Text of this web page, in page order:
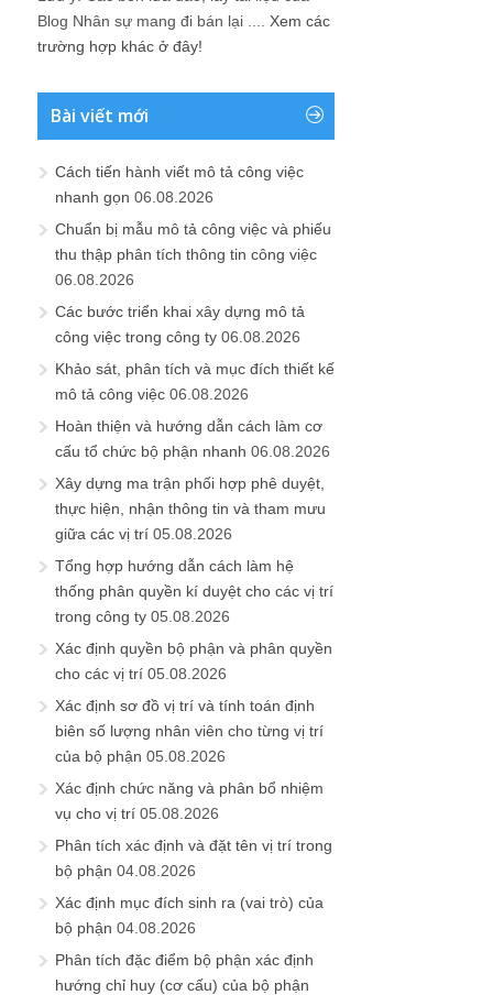
Blog Nhân sự mang đi bán lại .... Xem các
trường hợp khác ở đây!
Bài viết mới
Cách tiến hành viết mô tả công việc
nhanh gọn 06.08.2026
Chuẩn bị mẫu mô tả công việc và phiếu
thu thập phân tích thông tin công việc
06.08.2026
Các bước triển khai xây dựng mô tả
công việc trong công ty 06.08.2026
Khảo sát, phân tích và mục đích thiết kế
mô tả công việc 06.08.2026
Hoàn thiện và hướng dẫn cách làm cơ
cấu tổ chức bộ phận nhanh 06.08.2026
Xây dựng ma trận phối hợp phê duyệt,
thực hiện, nhận thông tin và tham mưu
giữa các vị trí 05.08.2026
Tổng hợp hướng dẫn cách làm hệ
thống phân quyền kí duyệt cho các vị trí
trong công ty 05.08.2026
Xác định quyền bộ phận và phân quyền
cho các vị trí 05.08.2026
Xác định sơ đồ vị trí và tính toán định
biên số lượng nhân viên cho từng vị trí
của bộ phận 05.08.2026
Xác định chức năng và phân bổ nhiệm
vụ cho vị trí 05.08.2026
Phân tích xác định và đặt tên vị trí trong
bộ phận 04.08.2026
Xác định mục đích sinh ra (vai trò) của
bộ phận 04.08.2026
Phân tích đặc điểm bộ phận xác định
hướng chỉ huy (cơ cấu) của bộ phận